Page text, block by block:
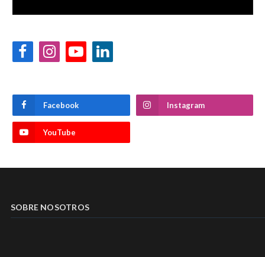
FacebookInstagramYouTubeLinkedIn
Facebook Instagram
YouTube
SOBRE NOSOTROS